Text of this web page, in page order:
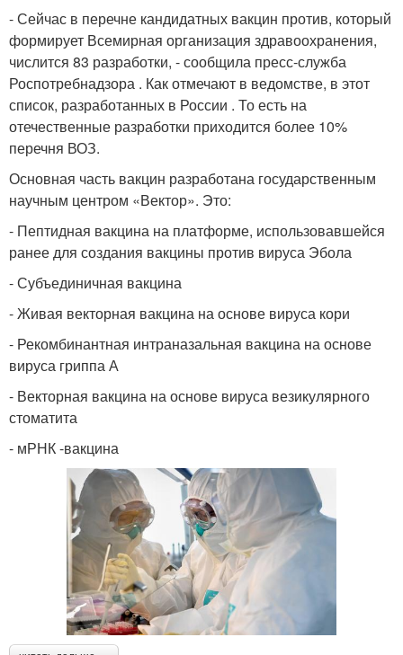
- Сейчас в перечне кандидатных вакцин против, который
формирует Всемирная организация здравоохранения,
числится 83 разработки, - сообщила пресс-служба
Роспотребнадзора . Как отмечают в ведомстве, в этот
список, разработанных в России . То есть на
отечественные разработки приходится более 10%
перечня ВОЗ.
Основная часть вакцин разработана государственным
научным центром «Вектор». Это:
- Пептидная вакцина на платформе, использовавшейся
ранее для создания вакцины против вируса Эбола
- Субъединичная вакцина
- Живая векторная вакцина на основе вируса кори
- Рекомбинантная интраназальная вакцина на основе
вируса гриппа А
- Векторная вакцина на основе вируса везикулярного
стоматита
- мРНК -вакцина